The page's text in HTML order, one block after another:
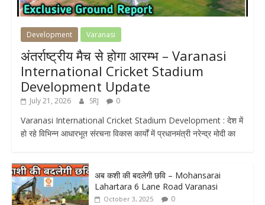
Development Varanasi
अंतर्राष्ट्रीय मैच से होगा आरम्भ – Varanasi
International Cricket Stadium
Development Update
July 21, 2026 SRJ 0
Varanasi International Cricket Stadium Development : देश में
हो रहे विभिन्न आधारभूत संरचना विकास कार्यों में प्रधानमंत्री नरेन्द्र मोदी का
अब कशी की बदलेगी छवि – Mohansarai
Lahartara 6 Lane Road Varanasi
October 3, 2025 0